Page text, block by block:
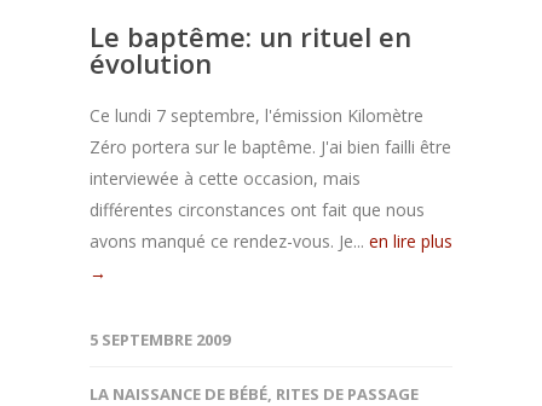
Le baptême: un rituel en
évolution
Ce lundi 7 septembre, l'émission Kilomètre
Zéro portera sur le baptême. J'ai bien failli être
interviewée à cette occasion, mais
différentes circonstances ont fait que nous
avons manqué ce rendez-vous. Je... en lire plus
→
5 SEPTEMBRE 2009
LA NAISSANCE DE BÉBÉ, RITES DE PASSAGE